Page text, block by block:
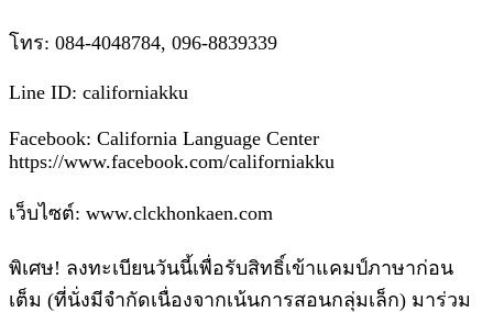
โทร: 084-4048784, 096-8839339
Line ID: californiakku
Facebook: California Language Center
https://www.facebook.com/californiakku
เว็บไซต์: www.clckhonkaen.com
พิเศษ! ลงทะเบียนวันนี้เพื่อรับสิทธิ์เข้าแคมป์ภาษาก่อน
เต็ม (ที่นั่งมีจำกัดเนื่องจากเน้นการสอนกลุ่มเล็ก) มาร่วม